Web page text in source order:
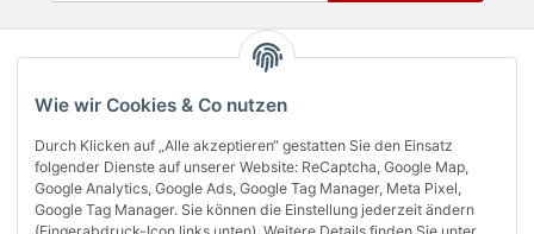
Wie wir Cookies & Co nutzen
Durch Klicken auf „Alle akzeptieren“ gestatten Sie den Einsatz
folgender Dienste auf unserer Website: ReCaptcha, Google Map,
Google Analytics, Google Ads, Google Tag Manager, Meta Pixel,
Google Tag Manager. Sie können die Einstellung jederzeit ändern